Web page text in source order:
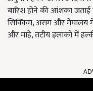
बारिश होने की आंशका जताई
सिक्किम, असम और मेघालय में
और माहे, तटीय इलाकों में